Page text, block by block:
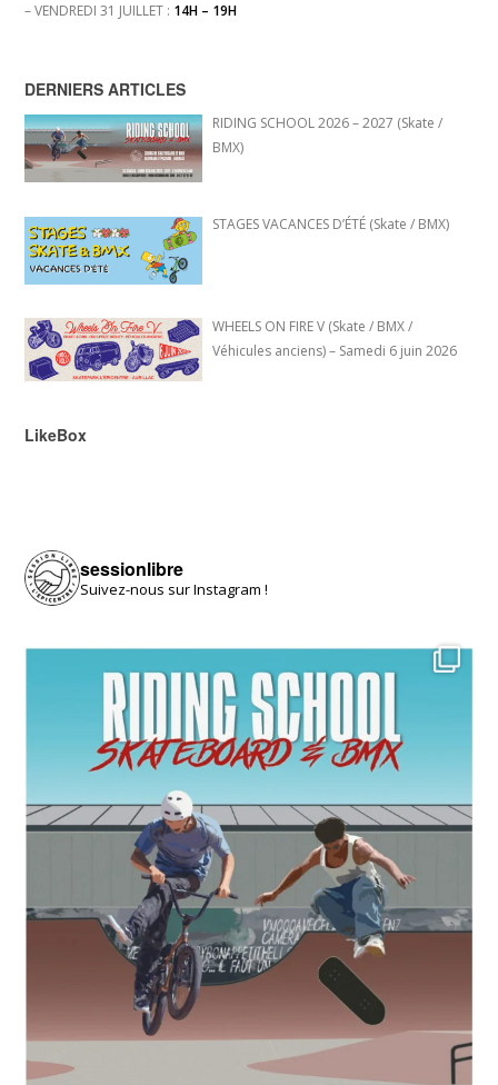
– VENDREDI 31 JUILLET : 14H – 19H
DERNIERS ARTICLES
RIDING SCHOOL 2026 – 2027 (Skate /
BMX)
STAGES VACANCES D’ÉTÉ (Skate / BMX)
WHEELS ON FIRE V (Skate / BMX /
Véhicules anciens) – Samedi 6 juin 2026
LikeBox
sessionlibre
Suivez-nous sur Instagram !